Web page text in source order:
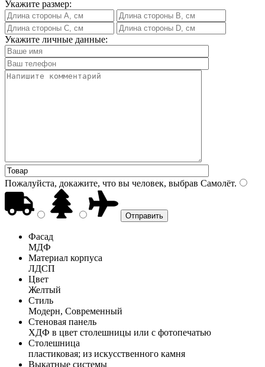
Укажите размер:
Укажите личные данные:
Пожалуйста, докажите, что вы человек, выбрав Самолёт.
Фасад
МДФ
Материал корпуса
ЛДСП
Цвет
Желтый
Стиль
Модерн, Современный
Стеновая панель
ХДФ в цвет столешницы или с фотопечатью
Столешница
пластиковая; из искусственного камня
Выкатные системы